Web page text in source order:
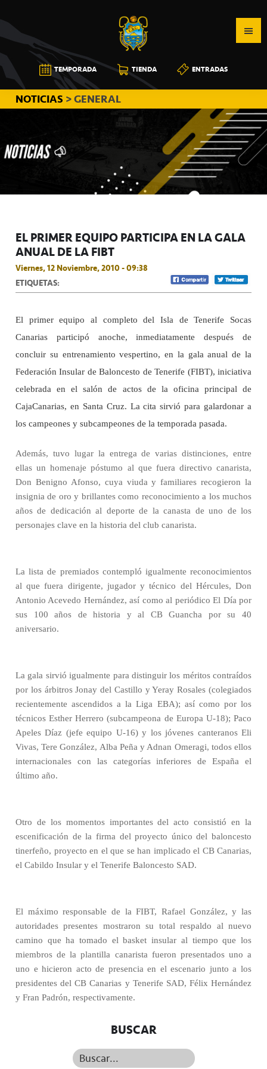
a
la
navegación
principal
al
contenido
principal
a
la
barra
lateral
principal
CB
CANARIAS
TEMPORADA TIENDA ENTRADAS
NOTICIAS > GENERAL
EL PRIMER EQUIPO PARTICIPA EN LA GALA
ANUAL DE LA FIBT
Viernes, 12 Noviembre, 2010 - 09:38
ETIQUETAS:
El primer equipo al completo del Isla de Tenerife Socas
Canarias participó anoche, inmediatamente después de
concluir su entrenamiento vespertino, en la gala anual de la
Federación Insular de Baloncesto de Tenerife (FIBT), iniciativa
celebrada en el salón de actos de la oficina principal de
CajaCanarias, en Santa Cruz. La cita sirvió para galardonar a
los campeones y subcampeones de la temporada pasada.
Además, tuvo lugar la entrega de varias distinciones, entre
ellas un homenaje póstumo al que fuera directivo canarista,
Don Benigno Afonso, cuya viuda y familiares recogieron la
insignia de oro y brillantes como reconocimiento a los muchos
años de dedicación al deporte de la canasta de uno de los
personajes clave en la historia del club canarista.
La lista de premiados contempló igualmente reconocimientos
al que fuera dirigente, jugador y técnico del Hércules, Don
Antonio Acevedo Hernández, así como al periódico El Día por
sus 100 años de historia y al CB Guancha por su 40
aniversario.
La gala sirvió igualmente para distinguir los méritos contraídos
por los árbitros Jonay del Castillo y Yeray Rosales (colegiados
recientemente ascendidos a la Liga EBA); así como por los
técnicos Esther Herrero (subcampeona de Europa U-18); Paco
Apeles Díaz (jefe equipo U-16) y los jóvenes canteranos Eli
Vivas, Tere González, Alba Peña y Adnan Omeragi, todos ellos
internacionales con las categorías inferiores de España el
último año.
Otro de los momentos importantes del acto consistió en la
escenificación de la firma del proyecto único del baloncesto
tinerfeño, proyecto en el que se han implicado el CB Canarias,
el Cabildo Insular y el Tenerife Baloncesto SAD.
El máximo responsable de la FIBT, Rafael González, y las
autoridades presentes mostraron su total respaldo al nuevo
camino que ha tomado el basket insular al tiempo que los
miembros de la plantilla canarista fueron presentados uno a
uno e hicieron acto de presencia en el escenario junto a los
presidentes del CB Canarias y Tenerife SAD, Félix Hernández
y Fran Padrón, respectivamente.
BUSCAR
Buscar...